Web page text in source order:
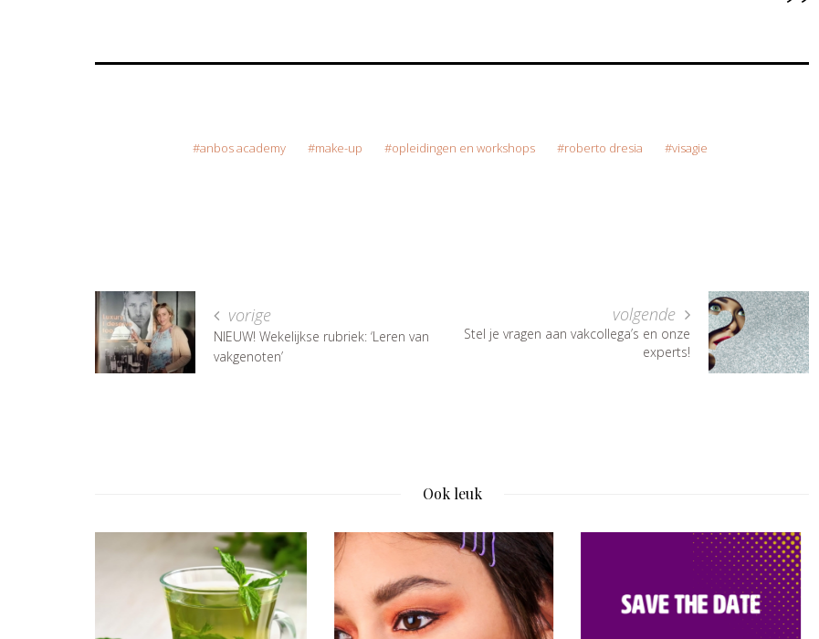
anbos academy make-up opleidingen en workshops roberto dresia visagie
vorige
NIEUW! Wekelijkse rubriek: ‘Leren van
vakgenoten’
volgende
Stel je vragen aan vakcollega’s en onze
experts!
Ook leuk